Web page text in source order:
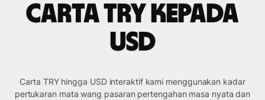
Carta TRY kepada
USD
Carta TRY hingga USD interaktif kami menggunakan kadar
pertukaran mata wang pasaran pertengahan masa nyata dan